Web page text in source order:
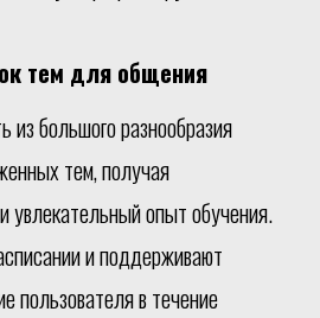
тем для общения
из большого разнообразия
тем, получая
увлекательный опыт обучения.
и поддерживают
пользователя в течение